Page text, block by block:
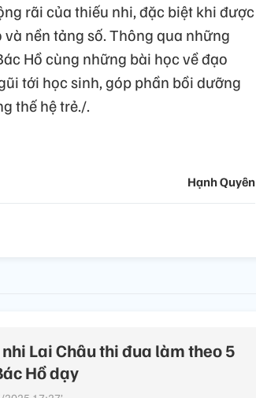
rãi của thiếu nhi, đặc biệt khi được
nền tảng số. Thông qua những
Hồ cùng những bài học về đạo
tới học sinh, góp phần bồi dưỡng
thế hệ trẻ./.
Hạnh Quyên
Lai Châu thi đua làm theo 5
Hồ dạy